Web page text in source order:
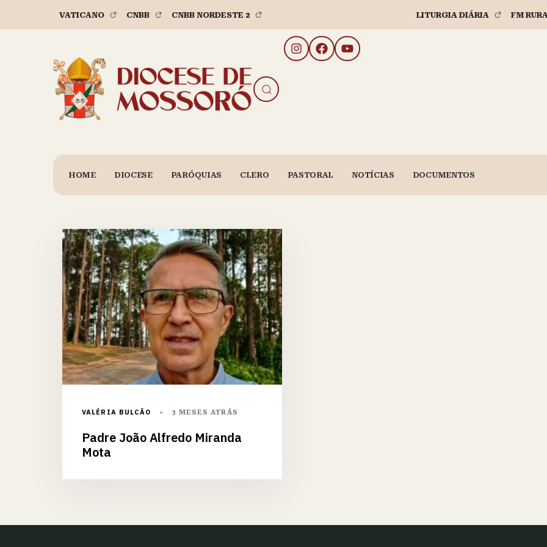
VATICANO CNBB CNBB NORDESTE 2 LITURGIA DIÁRIA FM
HOME DIOCESE PARÓQUIAS CLERO PASTORAL NOTÍCIAS DOCUMENTOS
VALÉRIA BULCÃO 3 MESES ATRÁS
Padre João Alfredo Miranda
Mota